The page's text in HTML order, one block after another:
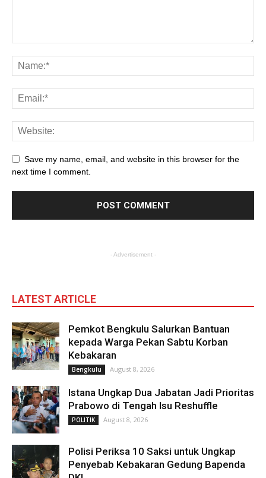
Save my name, email, and website in this browser for the
next time I comment.
- Advertisement -
LATEST ARTICLE
Pemkot Bengkulu Salurkan Bantuan
kepada Warga Pekan Sabtu Korban
Kebakaran
Bengkulu August 8, 2026
Istana Ungkap Dua Jabatan Jadi Prioritas
Prabowo di Tengah Isu Reshuffle
POLITIK August 8, 2026
Polisi Periksa 10 Saksi untuk Ungkap
Penyebab Kebakaran Gedung Bapenda